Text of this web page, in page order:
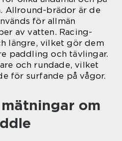
Allround-brädor är de
för allmän
av vatten. Racing-
längre, vilket gör dem
paddling och tävlingar.
och rundade, vilket
för surfande på vågor.
om